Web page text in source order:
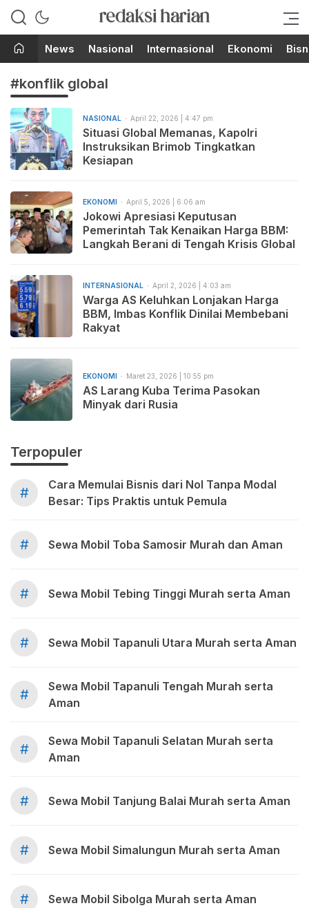
RedaksiHarian.com
Berita Terupdate dari Redaksi
News Nasional Internasional Ekonomi
#konflik global
NASIONAL April 22, 2026 | 4:47 pm
Situasi Global Memanas, Kapolri
Instruksikan Brimob Tingkatkan
Kesiapan
EKONOMI April 5, 2026 | 6:06 am
Jokowi Apresiasi Keputusan
Pemerintah Tak Kenaikan Harga BBM:
Langkah Berani di Tengah Krisis Global
INTERNASIONAL April 2, 2026 | 4:03 am
Warga AS Keluhkan Lonjakan Harga
BBM, Imbas Konflik Dinilai Membebani
Rakyat
EKONOMI Maret 23, 2026 | 10:55 pm
AS Larang Kuba Terima Pasokan
Minyak dari Rusia
Terpopuler
#
Cara Memulai Bisnis dari Nol Tanpa Modal
Besar: Tips Praktis untuk Pemula
# Sewa Mobil Toba Samosir Murah dan Aman
# Sewa Mobil Tebing Tinggi Murah serta Aman
# Sewa Mobil Tapanuli Utara Murah serta Aman
#
Sewa Mobil Tapanuli Tengah Murah serta
Aman
#
Sewa Mobil Tapanuli Selatan Murah serta
Aman
# Sewa Mobil Tanjung Balai Murah serta Aman
# Sewa Mobil Simalungun Murah serta Aman
# Sewa Mobil Sibolga Murah serta Aman